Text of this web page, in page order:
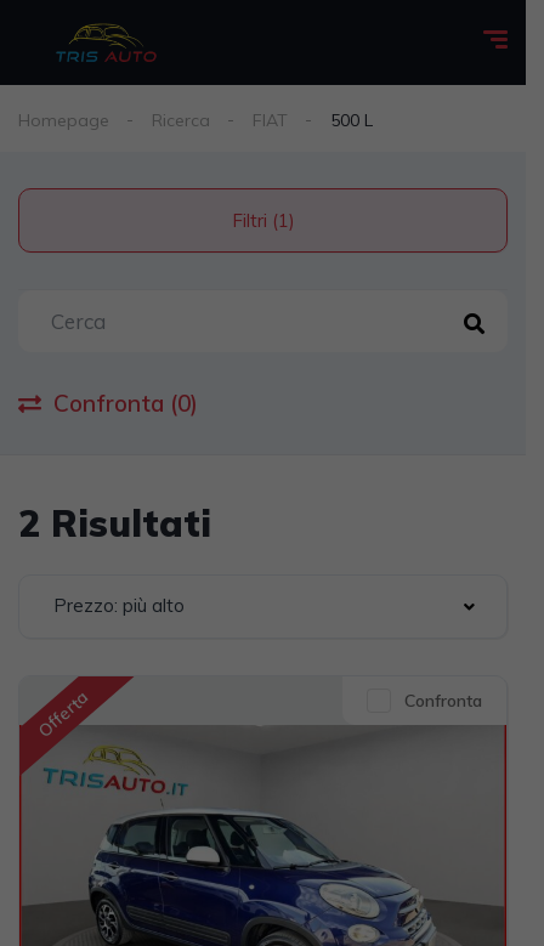
Homepage Ricerca FIAT 500 L
Filtri (1)
Confronta (0)
2 Risultati
Prezzo: più alto
Offerta Confronta